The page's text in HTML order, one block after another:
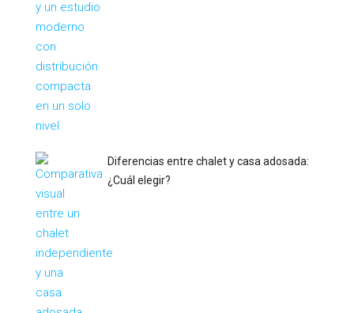
Diferencias entre chalet y casa adosada:
¿Cuál elegir?